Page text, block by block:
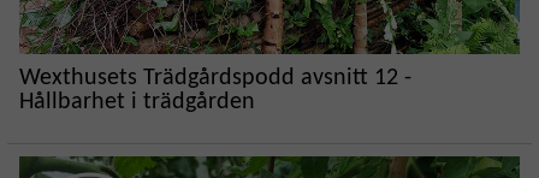
Wexthusets Trädgårdspodd avsnitt 12 -
Hållbarhet i trädgården